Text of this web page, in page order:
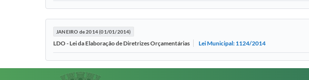
JANEIRO de 2014 (01/01/2014)
LDO - Lei da Elaboração de Diretrizes Orçamentárias Lei Municipal: 1124/2014